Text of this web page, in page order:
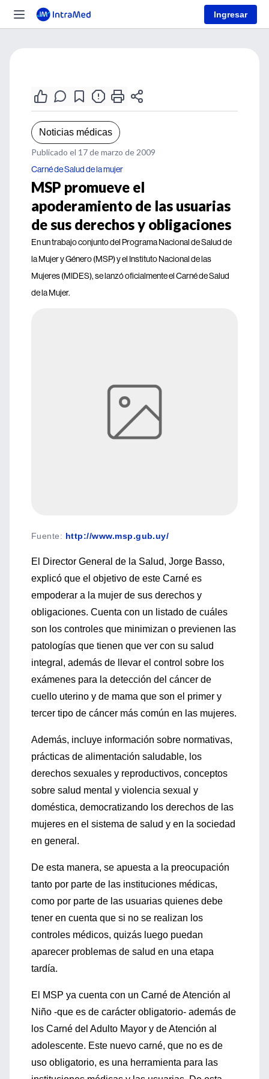
Ingresar
Noticias médicas
Publicado el 17 de marzo de 2009
Carné de Salud de la mujer
MSP promueve el
apoderamiento de las usuarias
de sus derechos y obligaciones
En un trabajo conjunto del Programa Nacional de Salud de
la Mujer y Género (MSP) y el Instituto Nacional de las
Mujeres (MIDES), se lanzó oficialmente el Carné de Salud
de la Mujer.
Fuente: http://www.msp.gub.uy/
El Director General de la Salud, Jorge Basso,
explicó que el objetivo de este Carné es
empoderar a la mujer de sus derechos y
obligaciones. Cuenta con un listado de cuáles
son los controles que minimizan o previenen las
patologías que tienen que ver con su salud
integral, además de llevar el control sobre los
exámenes para la detección del cáncer de
cuello uterino y de mama que son el primer y
tercer tipo de cáncer más común en las mujeres.
Además, incluye información sobre normativas,
prácticas de alimentación saludable, los
derechos sexuales y reproductivos, conceptos
sobre salud mental y violencia sexual y
doméstica, democratizando los derechos de las
mujeres en el sistema de salud y en la sociedad
en general.
De esta manera, se apuesta a la preocupación
tanto por parte de las instituciones médicas,
como por parte de las usuarias quienes debe
tener en cuenta que si no se realizan los
controles médicos, quizás luego puedan
aparecer problemas de salud en una etapa
tardía.
El MSP ya cuenta con un Carné de Atención al
Niño -que es de carácter obligatorio- además de
los Carné del Adulto Mayor y de Atención al
adolescente. Este nuevo carné, que no es de
uso obligatorio, es una herramienta para las